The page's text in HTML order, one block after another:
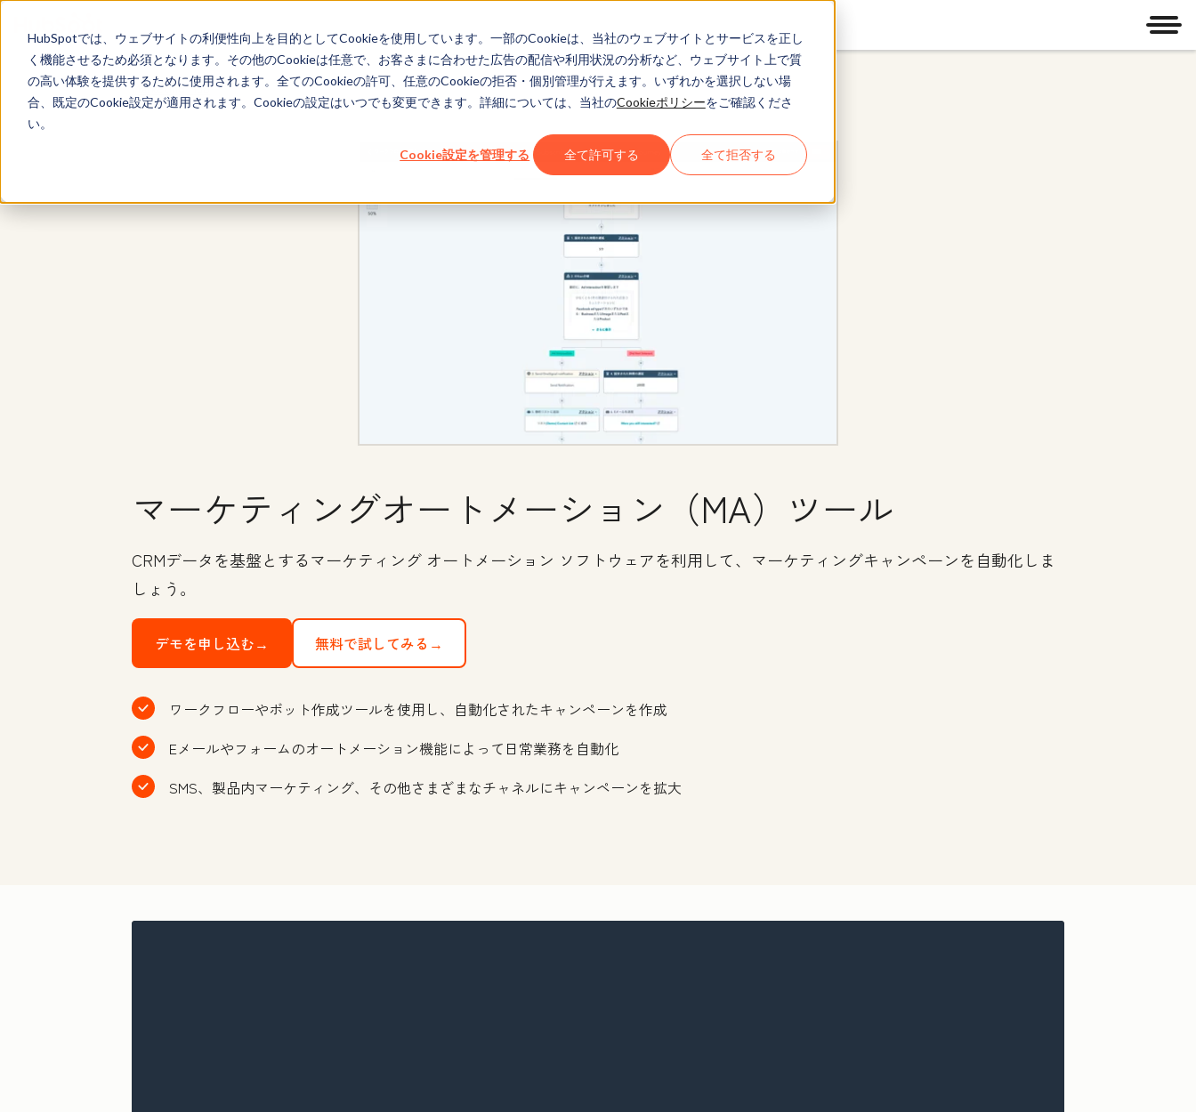
HubSpotでは、ウェブサイトの利便性向上を目的としてCookieを使用しています。一部のCookieは、当社のウェブサイトとサービスを正し
く機能させるため必須となります。その他のCookieは任意で、お客さまに合わせた広告の配信や利用状況の分析など、ウェブサイト上で質
の高い体験を提供するために使用されます。全てのCookieの許可、任意のCookieの拒否・個別管理が行えます。いずれかを選択しない場
合、既定のCookie設定が適用されます。Cookieの設定はいつでも変更できます。詳細については、当社のCookieポリシーをご確認くださ
い。
Cookie設定を管理する 全て許可する 全て拒否する
メ
Marketing Hub
マーケティングオートメーション（MA）ツール
CRMデータを基盤とするマーケティング オートメーション ソフトウェアを利用して、マーケティングキャンペーンを自動化しま
しょう。
デモを申し込む→ 無料で試してみる→
ワークフローやボット作成ツールを使用し、自動化されたキャンペーンを作成
Eメールやフォームのオートメーション機能によって日常業務を自動化
SMS、製品内マーケティング、その他さまざまなチャネルにキャンペーンを拡大